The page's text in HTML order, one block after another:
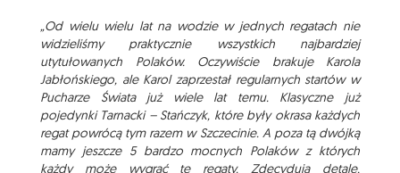
„Od wielu wielu lat na wodzie w jednych regatach nie
widzieliśmy praktycznie wszystkich najbardziej
utytułowanych Polaków. Oczywiście brakuje Karola
Jabłońskiego, ale Karol zaprzestał regularnych startów w
Pucharze Świata już wiele lat temu. Klasyczne już
pojedynki Tarnacki – Stańczyk, które były okrasa każdych
regat powrócą tym razem w Szczecinie. A poza tą dwójką
mamy jeszcze 5 bardzo mocnych Polaków z których
każdy może wygrać te regaty. Zdecydują detale,